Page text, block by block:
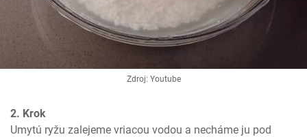
Zdroj: Youtube
2. Krok
Umytú ryžu zalejeme vriacou vodou a necháme ju pod